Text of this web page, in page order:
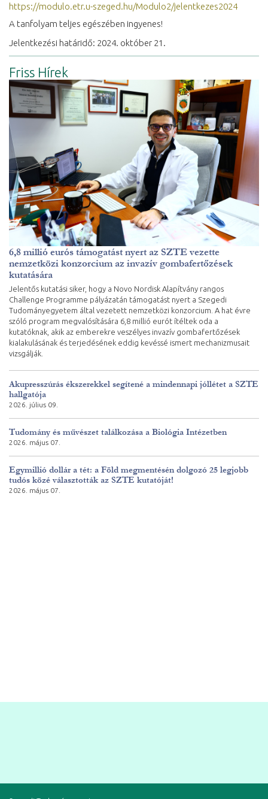
https://modulo.etr.u-szeged.hu/Modulo2/jelentkezes2024
A tanfolyam teljes egészében ingyenes!
Jelentkezési határidő: 2024. október 21.
Friss Hírek
6,8 millió eurós támogatást nyert az SZTE vezette
nemzetközi konzorcium az invazív gombafertőzések
kutatására
Jelentős kutatási siker, hogy a Novo Nordisk Alapítvány rangos
Challenge Programme pályázatán támogatást nyert a Szegedi
Tudományegyetem által vezetett nemzetközi konzorcium. A hat évre
szóló program megvalósítására 6,8 millió eurót ítéltek oda a
kutatóknak, akik az emberekre veszélyes invazív gombafertőzések
kialakulásának és terjedésének eddig kevéssé ismert mechanizmusait
vizsgálják.
Akupresszúrás ékszerekkel segítené a mindennapi jóllétet a SZTE
hallgatója
2026. július 09.
Tudomány és művészet találkozása a Biológia Intézetben
2026. május 07.
Egymillió dollár a tét: a Föld megmentésén dolgozó 25 legjobb
tudós közé választották az SZTE kutatóját!
2026. május 07.